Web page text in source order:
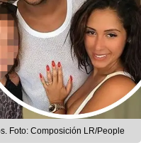
Foto: Composición LR/People